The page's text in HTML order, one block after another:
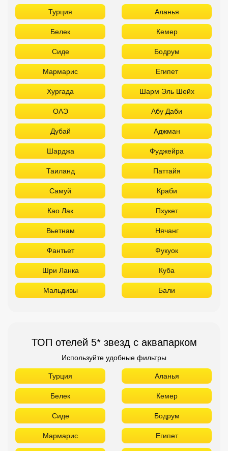
Турция Аланья
Белек Кемер
Сиде Бодрум
Мармарис Египет
Хургада Шарм Эль Шейх
ОАЭ Абу Даби
Дубай Аджман
Шарджа Фуджейра
Таиланд Паттайя
Самуй Краби
Као Лак Пхукет
Вьетнам Нячанг
Фантьет Фукуок
Шри Ланка Куба
Мальдивы Бали
ТОП отелей 5* звезд с аквапарком
Используйте удобные фильтры
Турция Аланья
Белек Кемер
Сиде Бодрум
Мармарис Египет